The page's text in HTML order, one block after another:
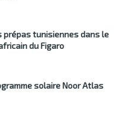
prépas tunisiennes dans le
du Figaro
solaire Noor Atlas